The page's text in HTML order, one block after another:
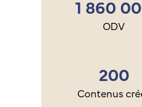
1 860
ODV
200
Contenus